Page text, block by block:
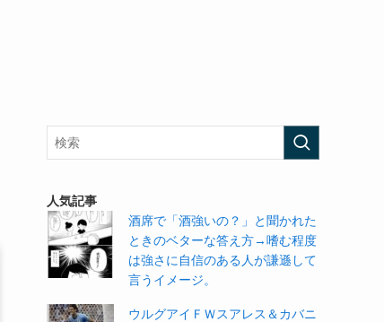
人気記事
酒席で「酒強いの？」と聞かれた
ときのベターな答え方→嗜む程度
は強さに自信のある人が謙遜して
言うイメージ。
ウルグアイＦＷスアレス＆カバニ